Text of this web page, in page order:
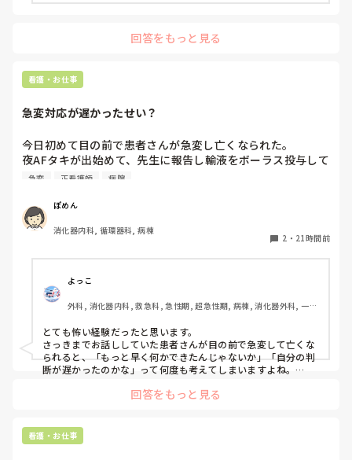
回答をもっと見る
看護・お仕事
急変対応が遅かったせい？
今日初めて目の前で患者さんが急変し亡くなられた。
夜AFタキが出始めて、先生に報告し輸液をボーラス投与して
AF波形のままだったけど徐々にレートも落ち着いたし患者
またレートが上がり出したので先生に電話をかけた途端急に
VT波形に移行した。その後VF波形になって、今の今まで話
してた患者さんが目の前で痙攣して亡くなってしまった。
私の判断が遅かったから？DCが病棟に置いてなくてAEDで対
応したから？と、色々悩んでしまいます。
急変 正看護師 病院
ぽめん
消化器内科, 循環器科, 病棟
2 ・ 21時間前
よっこ
外科, 消化器内科, 救急科, 急性期, 超急性期, 病棟, 消化器外科, 一般
とても怖い経験だったと思います。
さっきまでお話ししていた患者さんが目の前で急変して亡くな
られると、「もっと早く何かできたんじゃないか」「自分の判
断が遅かったのかな」って何度も考えてしまいますよね。
ただ、書かれている経過を見る限り、最初にAFが出た時点で先
ったとは限らないと思います。AFでも、血圧低下や意識障害な
ど循環が不安定な場合に緊急でDCを考えるので、落ち着いてい
回答をもっと見る
看護・お仕事